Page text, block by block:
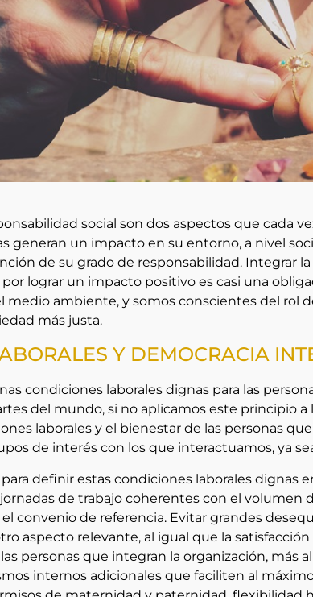
social son dos aspectos que cada
generan un impacto en su entorno, a nivel
de su grado de responsabilidad. Integrar
lograr un impacto positivo es casi una
medio ambiente, y somos conscientes del rol
más justa.
Y DEMOCRACIA
condiciones laborales dignas para las
del mundo, si no aplicamos este principio
laborales y el bienestar de las personas
de interés con los que interactuamos, ya
definir estas condiciones laborales dignas
de trabajo coherentes con el volumen
convenio de referencia. Evitar grandes
aspecto relevante, al igual que la
personas que integran la organización, más
internos adicionales que faciliten al